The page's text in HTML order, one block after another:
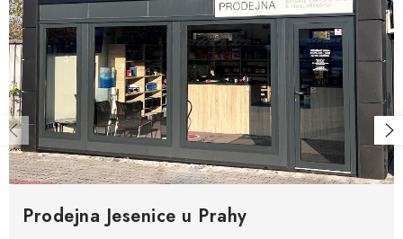
Prodejna Jesenice u Prahy